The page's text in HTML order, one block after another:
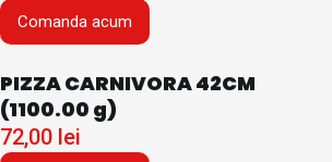
Comanda acum
PIZZA CARNIVORA 42CM
(1100.00 g)
72,00 lei